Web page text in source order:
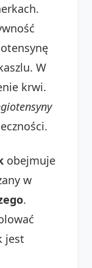
W
krwi.
obejmuje
w
.
jest